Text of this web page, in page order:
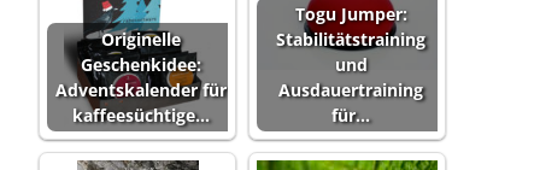
Originelle
Geschenkidee:
Adventskalender für
kaffeesüchtige…
Togu Jumper:
Stabilitätstraining
und
Ausdauertraining
für…